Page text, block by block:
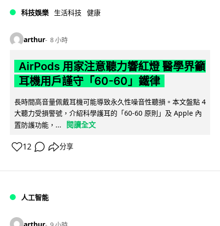
科技娛樂 生活科技 健康
arthur 8 小時
AirPods 用家注意聽力響紅燈 醫學界籲
耳機用戶謹守「60-60」鐵律
長時間高音量佩戴耳機可能導致永久性噪音性聽損。本文盤點 4
大聽力受損警號，介紹科學護耳的「60-60 原則」及 Apple 內
置防護功能，...
閱讀全文
12 分享
人工智能